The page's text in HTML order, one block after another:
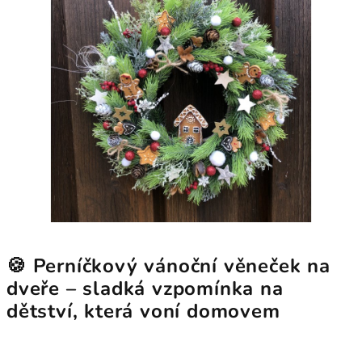
🍪 Perníčkový vánoční věneček na
dveře – sladká vzpomínka na
dětství, která voní domovem